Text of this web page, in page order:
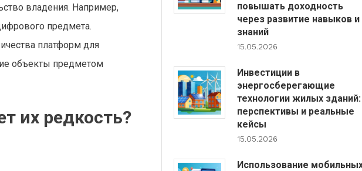
владения. Например,
предмета.
платформ для
объекты предметом
их редкость?
повышать доходность
через развитие навыков и
знаний
15.05.2026
Инвестиции в
энергосберегающие
технологии жилых зданий:
перспективы и реальные
кейсы
15.05.2026
Использование